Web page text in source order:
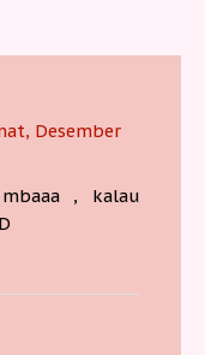
Desember
, kalau